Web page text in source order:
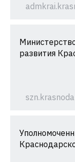
развития